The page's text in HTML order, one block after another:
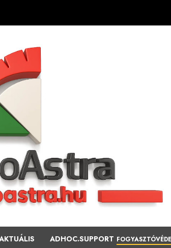
ADHOC.SUPPORT